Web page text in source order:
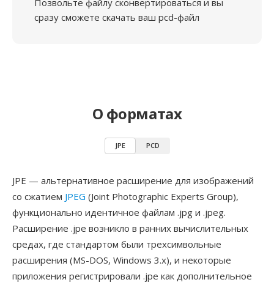
Позвольте файлу сконвертироваться и вы
сразу сможете скачать ваш pcd-файл
О форматах
JPE PCD
JPE — альтернативное расширение для изображений
со сжатием JPEG (Joint Photographic Experts Group),
функционально идентичное файлам .jpg и .jpeg.
Расширение .jpe возникло в ранних вычислительных
средах, где стандартом были трехсимвольные
расширения (MS-DOS, Windows 3.x), и некоторые
приложения регистрировали .jpe как дополнительное